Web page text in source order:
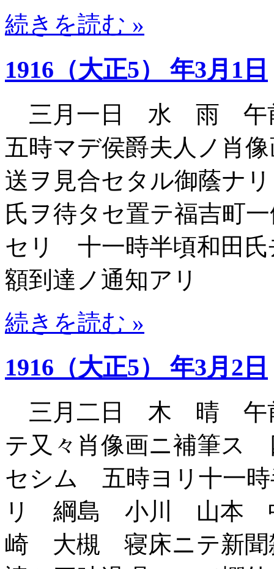
続きを読む »
1916（大正5） 年3月1日
三月一日 水 雨 午
五時マデ侯爵夫人ノ肖
送ヲ見合セタル御蔭ナ
氏ヲ待タセ置テ福吉町
セリ 十一時半頃和田
額到達ノ通知アリ
続きを読む »
1916（大正5） 年3月2日
三月二日 木 晴 午前
テ又々肖像画ニ補筆ス
セシム 五時ヨリ十一時
リ 綱島 小川 山本
崎 大槻 寝床ニテ新聞